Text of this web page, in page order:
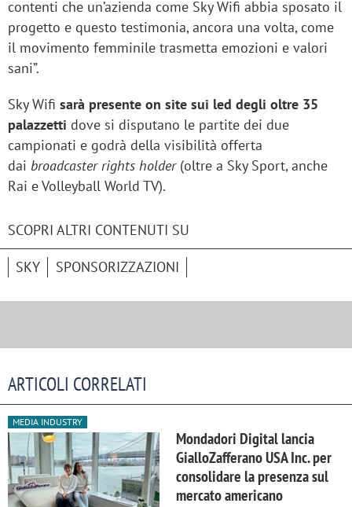
contenti che un’azienda come Sky Wifi abbia sposato il
progetto e questo testimonia, ancora una volta, come
il movimento femminile trasmetta emozioni e valori
sani”.
Sky Wifi sarà presente on site sui led degli oltre 35
palazzetti dove si disputano le partite dei due
campionati e godrà della visibilità offerta
dai broadcaster rights holder(oltre a Sky Sport, anche
Rai e Volleyball World TV).
SCOPRI ALTRI CONTENUTI SU
SKY SPONSORIZZAZIONI
ARTICOLI CORRELATI
MEDIA INDUSTRY
Mondadori Digital lancia
GialloZafferano USA Inc. per
consolidare la presenza sul
mercato americano